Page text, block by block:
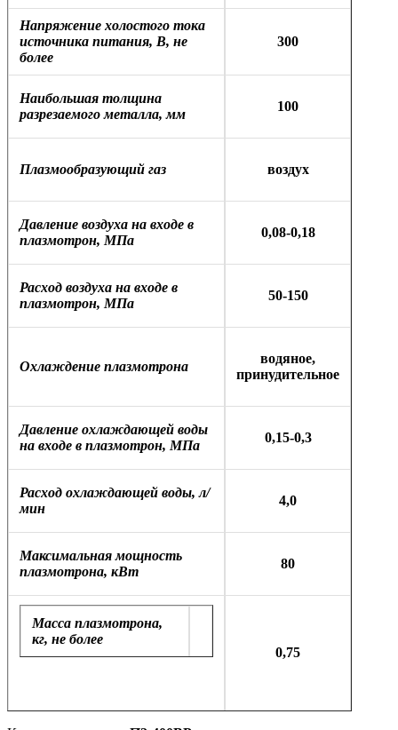
Напряжение холостого тока
источника питания, В, не
более
300
Наибольшая толщина
разрезаемого металла, мм
100
Плазмообразующий газ воздух
Давление воздуха на входе в
плазмотрон, МПа
0,08-0,18
Расход воздуха на входе в
плазмотрон, МПа
50-150
Охлаждение плазмотрона
водяное,
принудительное
Давление охлаждающей воды
на входе в плазмотрон, МПа
0,15-0,3
Расход охлаждающей воды, л/
мин
4,0
Максимальная мощность
плазмотрона, кВт
80
Масса плазмотрона,
кг, не более
0,75